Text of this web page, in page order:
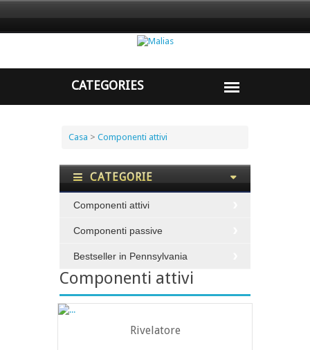
Casa > Componenti attivi
CATEGORIE
Componenti attivi
Componenti passive
Bestseller in Pennsylvania
Componenti attivi
Rivelatore